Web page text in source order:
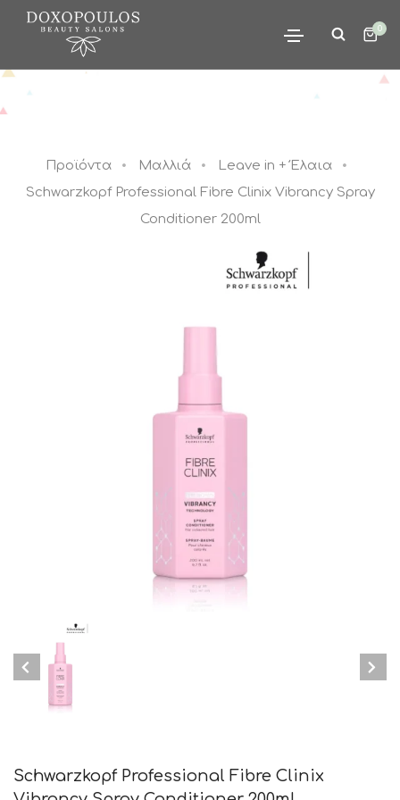
0
Προϊόντα Μαλλιά
Leave in + Έλαια
Schwarzkopf Professional Fibre Clinix Vibrancy Spray
Conditioner 200ml
Schwarzkopf Professional Fibre Clinix